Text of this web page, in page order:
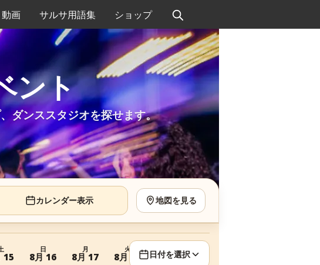
動画 サルサ用語集 ショップ
ント
ダンススタジオを探せます。
カレンダー表示 地図を見る
15
日
8月 16
月
8月 17
火
8月 18
水
8月 19
木
8月 20
日付を選択